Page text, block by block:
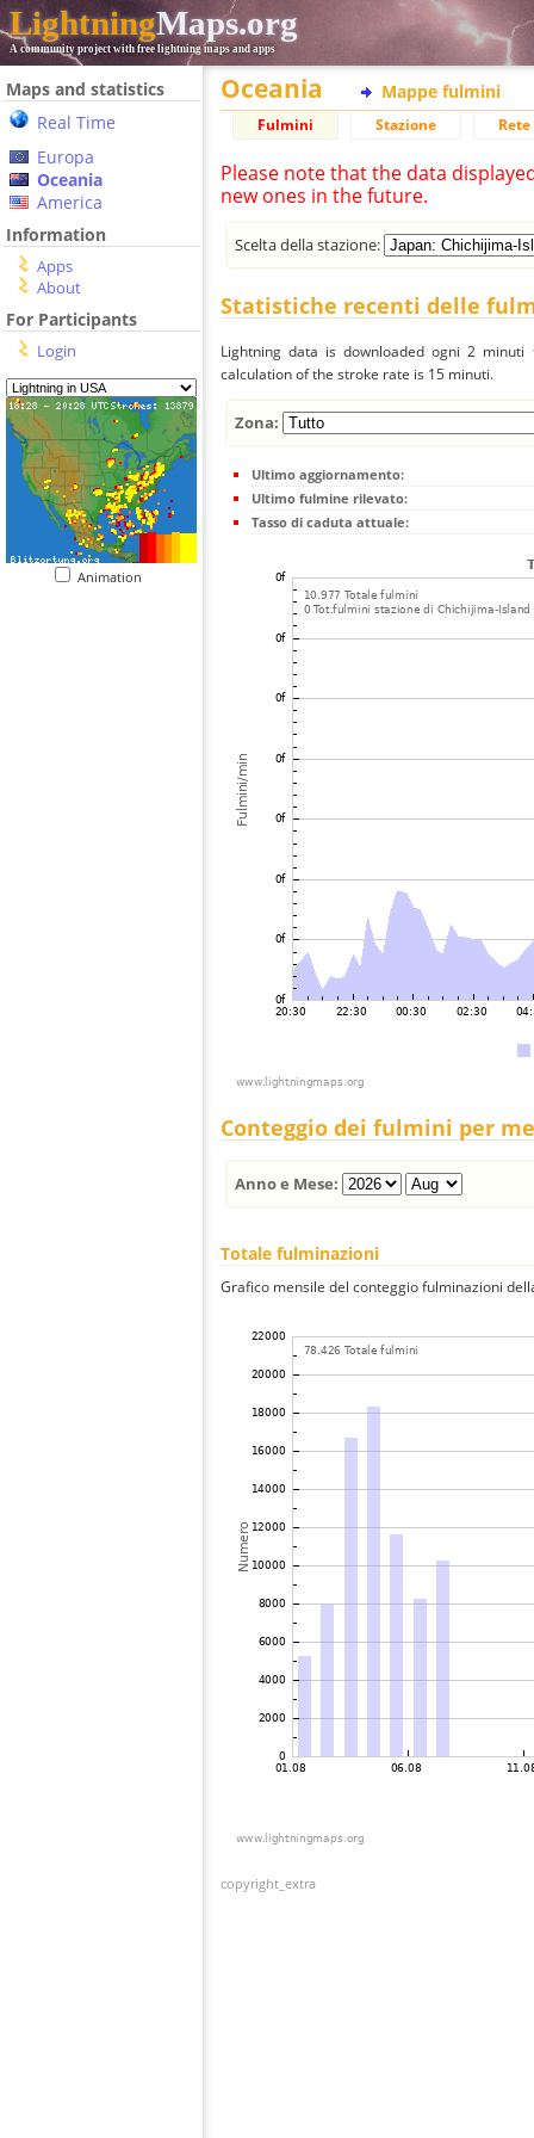
LightningMaps.org
A community project with free lightning maps and apps
Maps and statistics
Real Time
Europa
Oceania
America
Information
Apps
About
For Participants
Login
Animation
Oceania Mappe fulmini
Fulmini Stazione
Please note that the data
new ones in the future.
Scelta della stazione:
Statistiche recenti delle
Lightning data is downloaded ogni 2
calculation of the stroke rate is 15 minuti.
Zona:
Ultimo aggiornamento:
Ultimo fulmine rilevato:
Tasso di caduta attuale:
Conteggio dei fulmini per
Anno e Mese:
Totale fulminazioni
Grafico mensile del conteggio fulminazioni
copyright_extra